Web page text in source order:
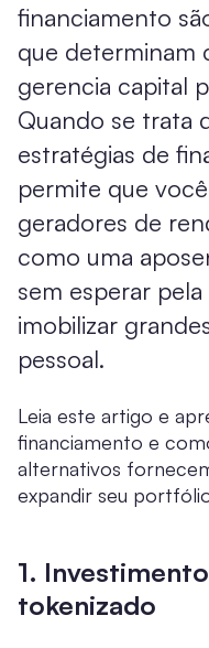
financiamento
que determinam
gerencia capital
Quando se trata
estratégias de
permite que
geradores de
como uma
sem esperar
imobilizar
pessoal.
Leia este artigo e
financiamento e
alternativos
expandir seu
1.
tokenizado